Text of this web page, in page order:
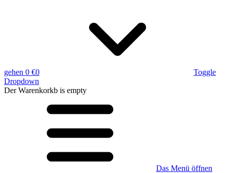
gehen 0 €0
Toggle
Dropdown
Der Warenkorkb is empty
Das Menü öffnen